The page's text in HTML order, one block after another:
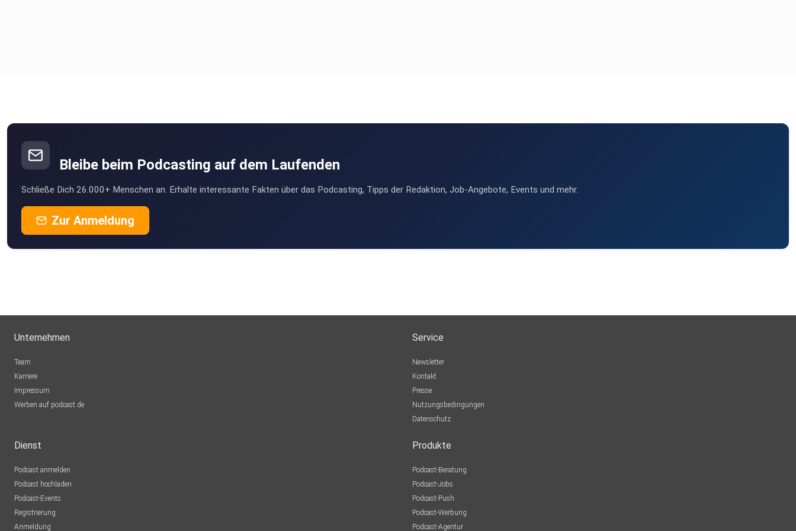
Bleibe beim Podcasting auf dem Laufenden
Schließe Dich 26.000+ Menschen an. Erhalte interessante Fakten über das Podcasting, Tipps der Redaktion, Job-Angebote, Events und mehr.
Zur Anmeldung
Unternehmen
Team
Karriere
Impressum
Werben auf podcast.de
Service
Newsletter
Kontakt
Presse
Nutzungsbedingungen
Datenschutz
Dienst
Podcast anmelden
Podcast hochladen
Podcast-Events
Registrierung
Anmeldung
Produkte
Podcast-Beratung
Podcast-Jobs
Podcast-Push
Podcast-Werbung
Podcast-Agentur